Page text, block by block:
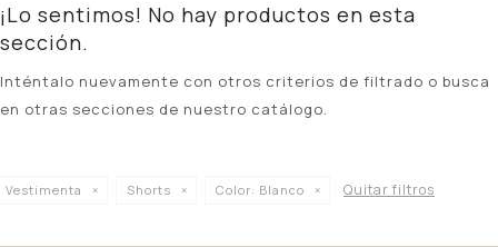
¡Lo sentimos! No hay productos en esta
sección.
Inténtalo nuevamente con otros criterios de filtrado o busca
en otras secciones de nuestro catálogo.
Vestimenta Shorts Color: Blanco Quitar filtros